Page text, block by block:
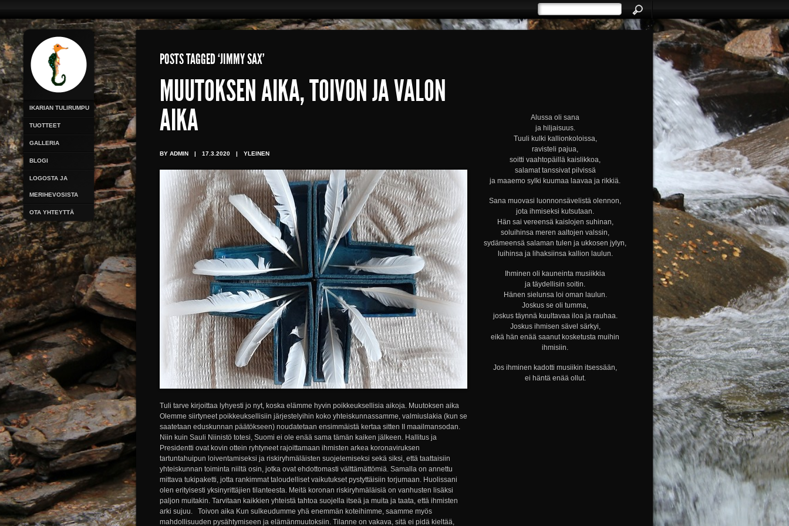
IKARIAN TULIRUMPU
TUOTTEET
GALLERIA
BLOGI
LOGOSTA JA
MERIHEVOSISTA
OTA YHTEYTTÄ
POSTS TAGGED ‘JIMMY SAX’
Alussa oli sana
ja hiljaisuus.
Tuuli kulki kallionkoloissa,
ravisteli pajua,
soitti vaahtopäillä kaislikkoa,
salamat tanssivat pilvissä
ja maaemo sylki kuumaa laavaa ja rikkiä.
Sana muovasi luonnonsävelistä olennon,
jota ihmiseksi kutsutaan.
Hän sai vereensä kaislojen suhinan,
soluihinsa meren aaltojen valssin,
sydämeensä salaman tulen ja ukkosen jylyn,
luihinsa ja lihaksiinsa kallion laulun.
Ihminen oli kauneinta musiikkia
ja täydellisin soitin.
Hänen sielunsa loi oman laulun.
Joskus se oli tumma,
joskus täynnä kuultavaa iloa ja rauhaa.
Joskus ihmisen sävel särkyi,
eikä hän enää saanut kosketusta muihin
ihmisiin.
Jos ihminen kadotti musiikin itsessään,
ei häntä enää ollut.
MUUTOKSEN AIKA, TOIVON JA VALON
AIKA
BY ADMIN | 17.3.2020 | YLEINEN
Tuli tarve kirjoittaa lyhyesti jo nyt, koska elämme hyvin poikkeuksellisia aikoja. Muutoksen aika
Olemme siirtyneet poikkeuksellisiin järjestelyihin koko yhteiskunnassamme, valmiuslakia (kun se
saatetaan eduskunnan päätökseen) noudatetaan ensimmäistä kertaa sitten II maailmansodan.
Niin kuin Sauli Niinistö totesi, Suomi ei ole enää sama tämän kaiken jälkeen. Hallitus ja
Presidentti ovat kovin ottein ryhtyneet rajoittamaan ihmisten arkea koronaviruksen
tartuntahuipun loiventamiseksi ja riskiryhmäläisten suojelemiseksi sekä siksi, että taattaisiin
yhteiskunnan toiminta niiltä osin, jotka ovat ehdottomasti välttämättömiä. Samalla on annettu
mittava tukipaketti, jotta rankimmat taloudelliset vaikutukset pystyttäisiin torjumaan. Huolissani
olen erityisesti yksinyrittäjien tilanteesta. Meitä koronan riskiryhmäläisiä on vanhusten lisäksi
paljon muitakin. Tarvitaan kaikkien yhteistä tahtoa suojella itseä ja muita ja taata, että ihmisten
arki sujuu. Toivon aika Kun sulkeudumme yhä enemmän koteihimme, saamme myös
mahdollisuuden pysähtymiseen ja elämänmuutoksiin. Tilanne on vakava, sitä ei pidä kieltää,